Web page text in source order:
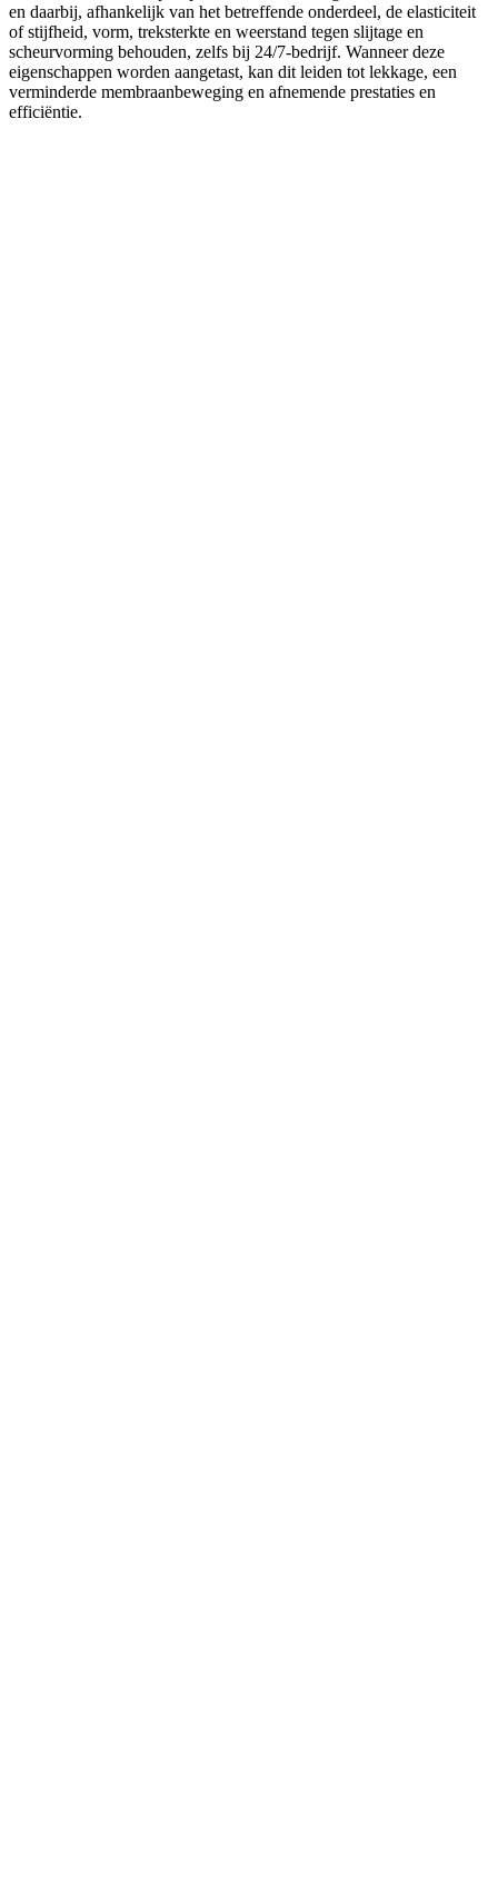
en daarbij, afhankelijk van het betreffende onderdeel, de elasticiteit
of stijfheid, vorm, treksterkte en weerstand tegen slijtage en
scheurvorming behouden, zelfs bij 24/7-bedrijf. Wanneer deze
eigenschappen worden aangetast, kan dit leiden tot lekkage, een
verminderde membraanbeweging en afnemende prestaties en
efficiëntie.